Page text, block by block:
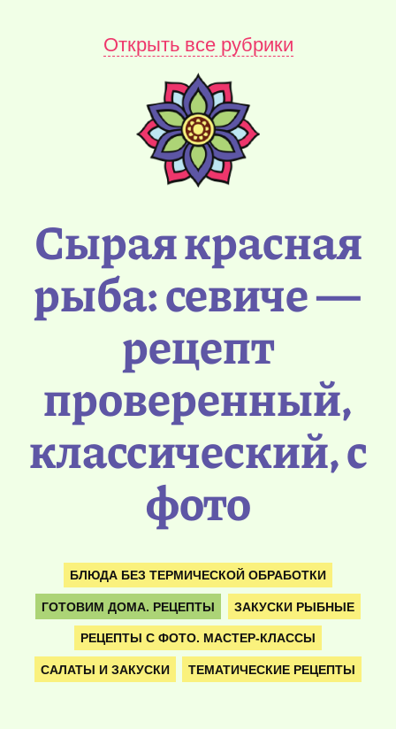
Открыть все рубрики
Сырая красная
рыба: севиче —
рецепт
проверенный,
классический, с
фото
БЛЮДА БЕЗ ТЕРМИЧЕСКОЙ ОБРАБОТКИ
ГОТОВИМ ДОМА. РЕЦЕПТЫ ЗАКУСКИ РЫБНЫЕ
РЕЦЕПТЫ С ФОТО. МАСТЕР-КЛАССЫ
САЛАТЫ И ЗАКУСКИ ТЕМАТИЧЕСКИЕ РЕЦЕПТЫ